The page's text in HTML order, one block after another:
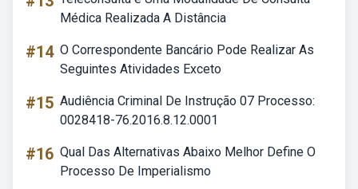
Médica Realizada A Distância
#14 O Correspondente Bancário Pode Realizar As
Seguintes Atividades Exceto
#15 Audiência Criminal De Instrução 07 Processo:
0028418-76.2016.8.12.0001
#16 Qual Das Alternativas Abaixo Melhor Define O
Processo De Imperialismo